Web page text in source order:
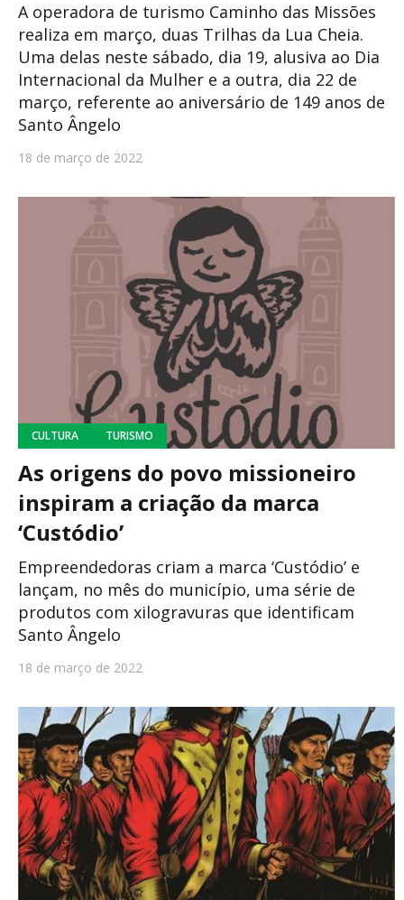
A operadora de turismo Caminho das Missões
realiza em março, duas Trilhas da Lua Cheia.
Uma delas neste sábado, dia 19, alusiva ao Dia
Internacional da Mulher e a outra, dia 22 de
março, referente ao aniversário de 149 anos de
Santo Ângelo
18 de março de 2022
CULTURA TURISMO
As origens do povo missioneiro
inspiram a criação da marca
‘Custódio’
Empreendedoras criam a marca ‘Custódio’ e
lançam, no mês do município, uma série de
produtos com xilogravuras que identificam
Santo Ângelo
18 de março de 2022